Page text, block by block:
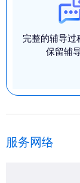
完整的辅导过
保留辅
服务网络